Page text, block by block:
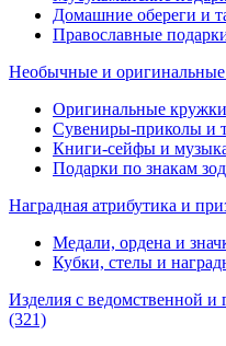
Домашние обереги и
Православные
Необычные и оригинальные
Оригинальные
Сувениры-приколы и
Книги-сейфы и
Подарки по знакам
Наградная атрибутика и
Медали, ордена и
Кубки, стелы и
Изделия с ведомственной и
(321)